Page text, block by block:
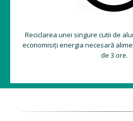
Reciclarea unei singure cutii de
economisiți energia necesară
de 3 ore.